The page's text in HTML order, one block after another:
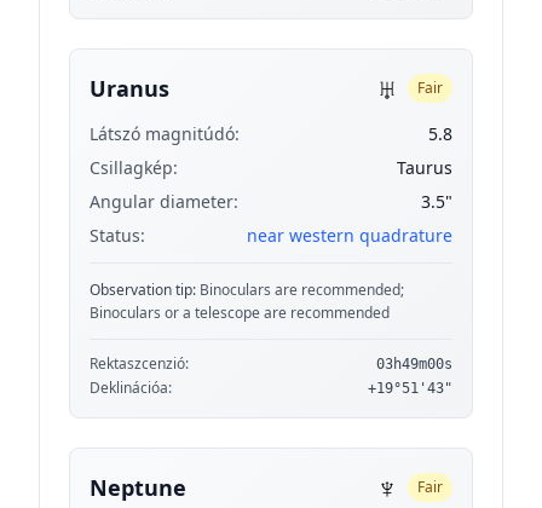
Uranus ♅ Fair
Látszó magnitúdó:
5.8
Csillagkép:
Taurus
Angular diameter:
3.5"
Status:
near western quadrature
Observation tip: Binoculars are recommended;
Binoculars or a telescope are recommended
Rektaszcenzió: 03h49m00s
Deklinációa: +19°51'43"
Neptune ♆ Fair